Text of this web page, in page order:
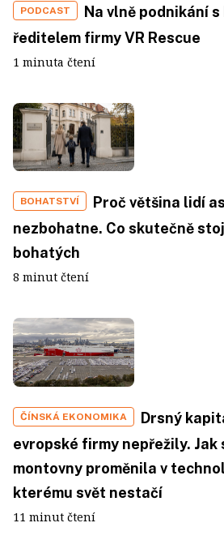
PODCAST
Na vlně podnikání
ředitelem firmy VR Rescue
1 minuta čtení
BOHATSTVÍ
Proč většina lidí
nezbohatne. Co skutečně
bohatých
8 minut čtení
ČÍNSKÁ EKONOMIKA
Drsný
evropské firmy nepřežily. Jak
montovny proměnila v
kterému svět nestačí
11 minut čtení